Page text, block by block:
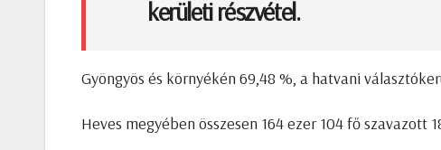
kerületi részvétel.
Gyöngyös és környékén 69,48 %, a hatvani
Heves megyében összesen 164 ezer 104 fő szavazott